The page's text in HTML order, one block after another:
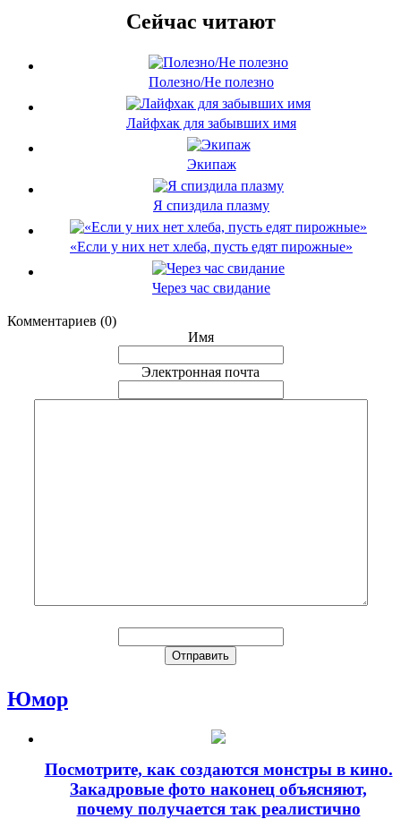
Сейчас читают
Полезно/Не полезно
Лайфхак для забывших имя
Экипаж
Я спиздила плазму
«Если у них нет хлеба, пусть едят пирожные»
Через час свидание
Комментариев (0)
Имя
Электронная почта
Юмор
Посмотрите, как создаются монстры в кино.
Закадровые фото наконец объясняют,
почему получается так реалистично